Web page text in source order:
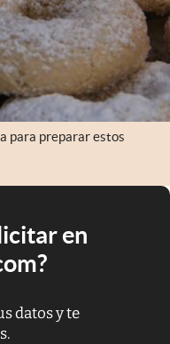
para preparar estos
en
datos y te